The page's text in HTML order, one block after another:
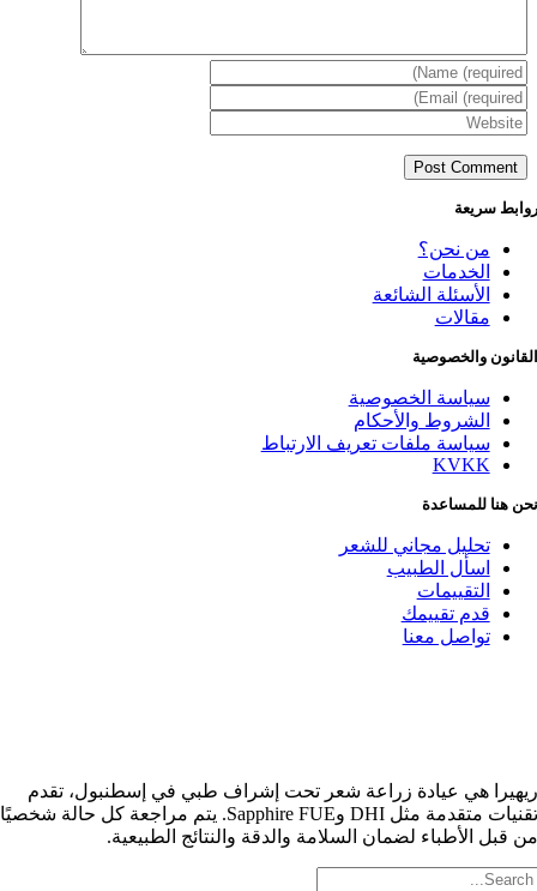
روابط سريعة
من نحن؟
الخدمات
الأسئلة الشائعة
مقالات
القانون والخصوصية
سياسة الخصوصية
الشروط والأحكام
سياسة ملفات تعريف الارتباط
KVKK
نحن هنا للمساعدة
تحليل مجاني للشعر
اسأل الطبيب
التقييمات
قدم تقييمك
تواصل معنا
ريهيرا هي عيادة زراعة شعر تحت إشراف طبي في إسطنبول، تقدم
تقنيات متقدمة مثل DHI وSapphire FUE. يتم مراجعة كل حالة شخصيًا
من قبل الأطباء لضمان السلامة والدقة والنتائج الطبيعية.